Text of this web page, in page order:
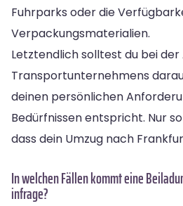
Fuhrparks oder die
Verpackungsmaterialien.
Letztendlich solltest du bei der
Transportunternehmens
deinen persönlichen
Bedürfnissen entspricht. Nur
dass dein Umzug nach
In welchen Fällen kommt eine
infrage?